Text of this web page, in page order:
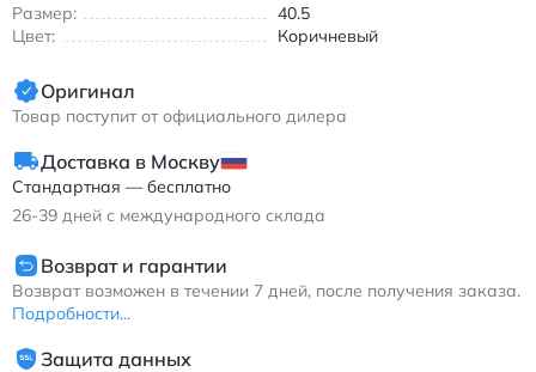
Кроссовки идеально подходят для бега по асфальту и
обеспечивает надежное сцепление на различных
поверхностях. Модель подходит как для профессиональных
Asics Gel-Kayano20 – выбор тех, кто ценит качество и
функциональность в спортивной обуви. Универсальный
дизайн позволяет носить их не только во время тренировок,
Асикс Гел-Кайано20 спортивные кроссовки коричневые для
бега с амортизацией FluidRide и системой I.G.S.
Размер:
40.5
Цвет:
Коричневый
Оригинал
Товар поступит от официального дилера
Доставка в Москву
Стандартная — бесплатно
26-39 дней с международного склада
Возврат и гарантии
Возврат возможен в течении 7 дней, после получения заказа.
Подробности...
Защита данных